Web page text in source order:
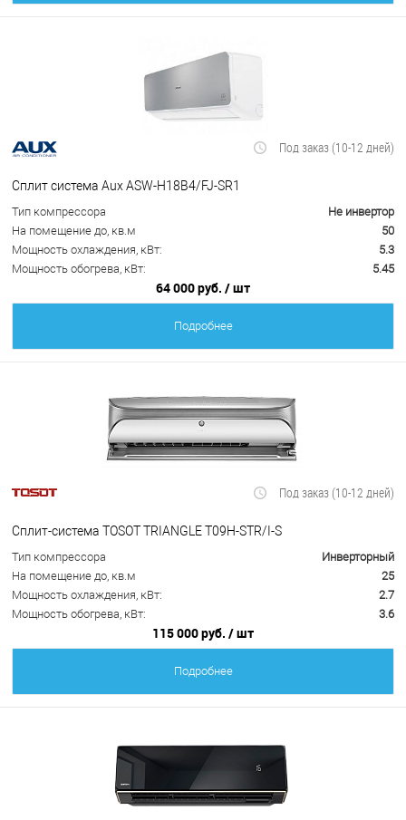
Под заказ (10-12 дней)
Сплит система Aux ASW-H18B4/FJ-SR1
Тип компрессора
Не инвертор
На помещение до, кв.м
50
Мощность охлаждения, кВт:
5.3
Мощность обогрева, кВт:
5.45
64 000 руб. / шт
Подробнее
Под заказ (10-12 дней)
Сплит-система TOSOT TRIANGLE T09H-STR/I-S
Тип компрессора
Инверторный
На помещение до, кв.м
25
Мощность охлаждения, кВт:
2.7
Мощность обогрева, кВт:
3.6
115 000 руб. / шт
Подробнее